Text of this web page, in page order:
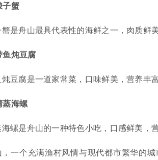
子蟹
是舟山最具代表性的海鲜之一，肉质鲜
鱼炖豆腐
豆腐是一道家常菜，口味鲜美，营养丰富
蒸海螺
螺是舟山的一种特色小吃，口感鲜美，营
一个充满渔村风情与现代都市繁华的